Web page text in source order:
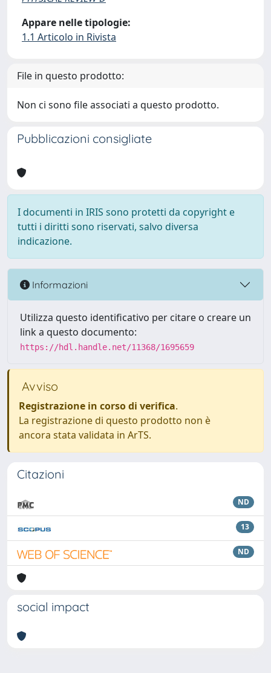
Appare nelle tipologie:
1.1 Articolo in Rivista
File in questo prodotto:
Non ci sono file associati a questo prodotto.
Pubblicazioni consigliate
I documenti in IRIS sono protetti da copyright e
tutti i diritti sono riservati, salvo diversa
indicazione.
Informazioni
Utilizza questo identificativo per citare o creare un
link a questo documento:
https://hdl.handle.net/11368/1695659
Avviso
Registrazione in corso di verifica.
La registrazione di questo prodotto non è
ancora stata validata in ArTS.
Citazioni
ND
13
ND
social impact